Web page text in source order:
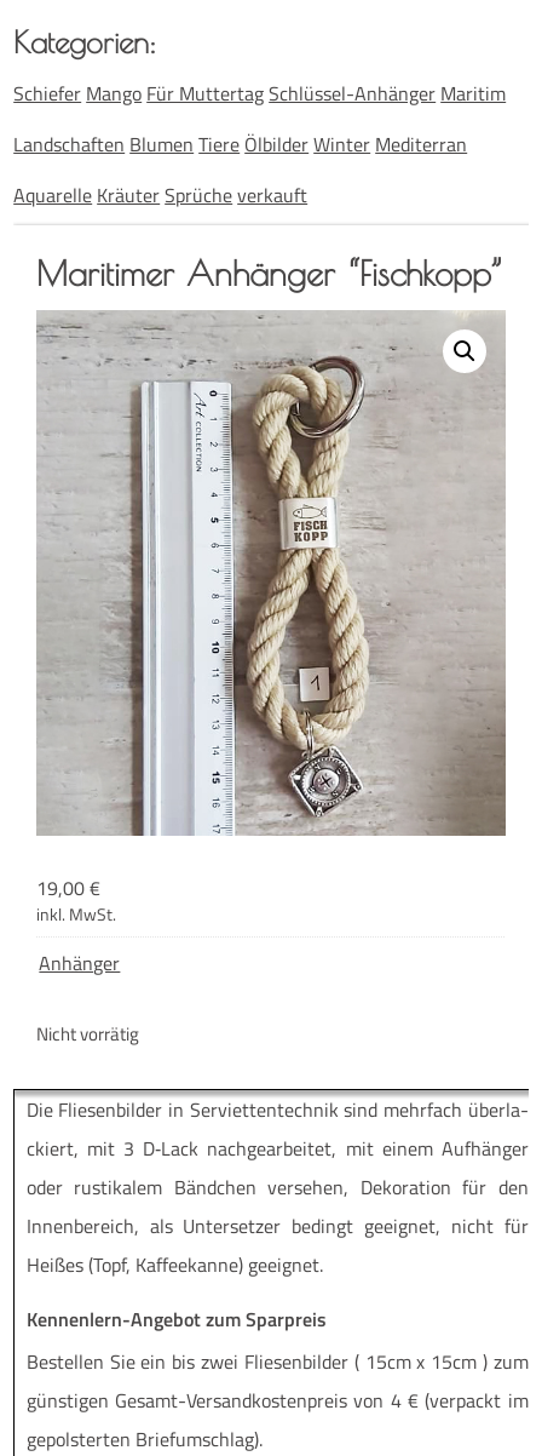
Mari­ti­mer Anhän­ger “Fisch­kopp”
19,00€
inkl. MwSt.
Anhänger
Nicht vorrätig
Kate­go­rien:
Schiefer Mango Für MuttertagSchlüssel-Anhänger Maritim
Landschaften Blumen Tiere ÖlbilderWinter Mediterran
Aquarelle KräuterSprücheverkauft
Die Flie­sen­bil­der in Ser­vi­et­ten­tech­nik sind mehr­fach über­la­
ckiert, mit 3 D‑Lack nach­ge­ar­bei­tet, mit einem Auf­hän­ger
oder rus­ti­ka­lem Bänd­chen ver­se­hen, Deko­ra­ti­on für den
Innen­be­reich, als Unter­set­zer bedingt geeig­net, nicht für
Hei­ßes (Topf, Kaf­fee­kan­ne) geeignet.
Kennenlern-Angebot zum Sparpreis
Be­stel­len Sie ein bis zwei Flie­sen­bil­der ( 15cm x 15cm ) zum
güns­ti­gen Ge­­samt-Ver­­­san­d­­kos­­ten­­preis von 4 € (ver­packt im
ge­pols­ter­ten Briefumschlag).